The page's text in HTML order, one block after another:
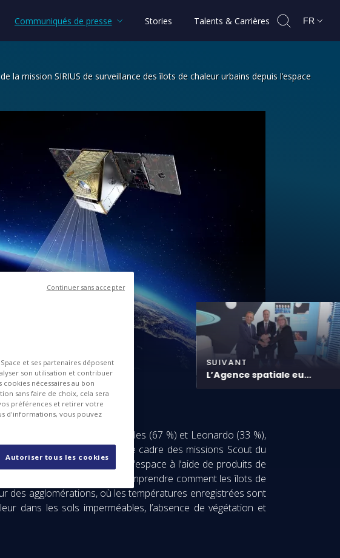
Communiqués de presse Stories Talents & Carrières FR
la mission SIRIUS de surveillance des îlots de chaleur urbains depuis l’espace
l’étude de la mission SIRIUS de
SUIVANT
L’Agence spatiale eu...
société conjointe entre Thales (67 %) et Leonardo (33 %),
Urban Sustainability), dans le cadre des missions Scout du
villes européennes depuis l’espace à l’aide de produits de
L’objectif consiste à comprendre comment les îlots de
des agglomérations, où les températures enregistrées sont
dans les sols imperméables, l’absence de végétation et
et ses partenaires déposent
son utilisation et contribuer
cookies nécessaires au bon
sans faire de choix, cela sera
préférences et retirer votre
d'informations, vous pouvez
Autoriser tous les cookies
Continuer sans accepter